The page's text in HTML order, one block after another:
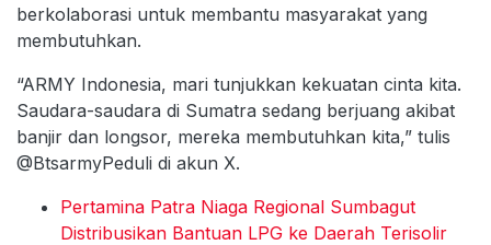
berkolaborasi untuk membantu masyarakat yang
membutuhkan.
“ARMY Indonesia, mari tunjukkan kekuatan cinta kita.
Saudara-saudara di Sumatra sedang berjuang akibat
banjir dan longsor, mereka membutuhkan kita,” tulis
@BtsarmyPeduli di akun X.
Pertamina Patra Niaga Regional Sumbagut
Distribusikan Bantuan LPG ke Daerah Terisolir